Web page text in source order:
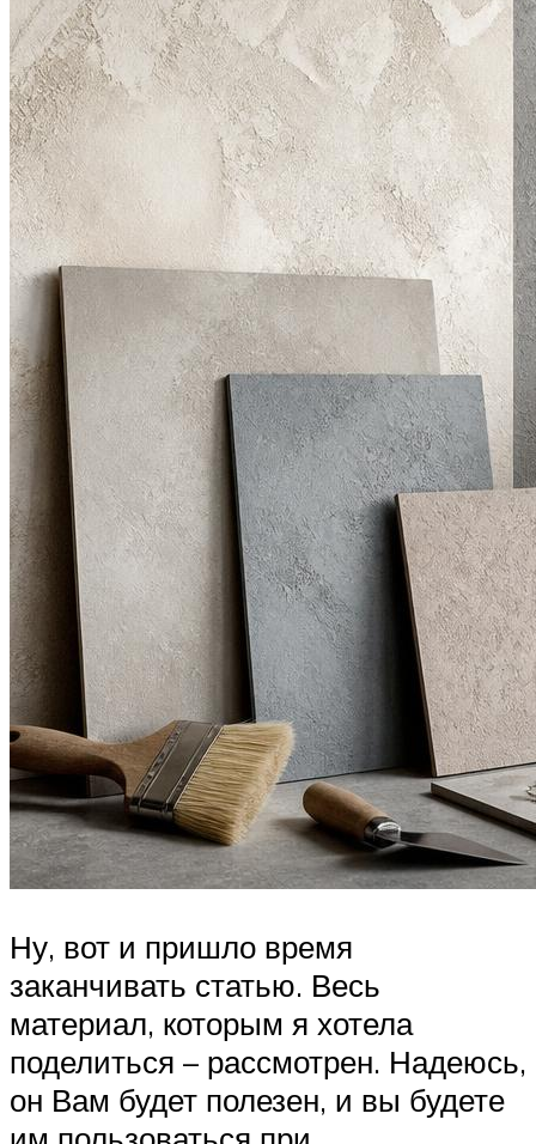
Ну, вот и пришло время
заканчивать статью. Весь
материал, которым я хотела
поделиться – рассмотрен. Надеюсь,
он Вам будет полезен, и вы будете